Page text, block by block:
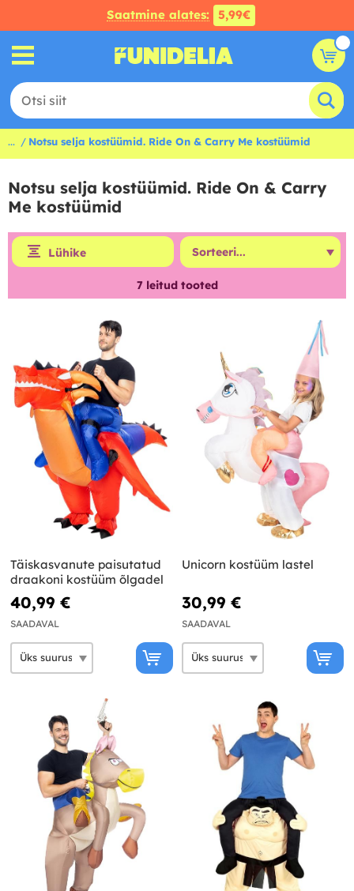
Saatmine alates: 5,99€
... Notsu selja kostüümid. Ride On & Carry Me kostüümid
Notsu selja kostüümid. Ride On & Carry
Me kostüümid
Lühike
7 leitud tooted
Täiskasvanute paisutatud
draakoni kostüüm õlgadel
40,99 €
SAADAVAL
Unicorn kostüüm lastel
30,99 €
SAADAVAL